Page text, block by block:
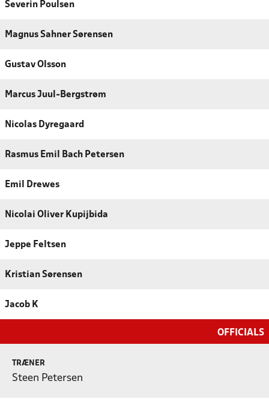
Severin Poulsen
Magnus Sahner Sørensen
Gustav Olsson
Marcus Juul-Bergstrøm
Nicolas Dyregaard
Rasmus Emil Bach Petersen
Emil Drewes
Nicolai Oliver Kupijbida
Jeppe Feltsen
Kristian Sørensen
Jacob K
OFFICIALS
TRÆNER
Steen Petersen